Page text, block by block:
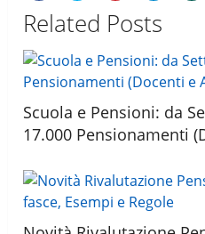
Related Posts
Scuola e Pensioni: da
17.000 Pensionamenti